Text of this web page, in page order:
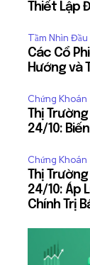
Thiết Lập
Tầm Nhìn
Các Cổ
Hướng và
Chứng Khoán
Thị
24/10:
Chứng Khoán
Thị
24/10: Áp
Chính Trị